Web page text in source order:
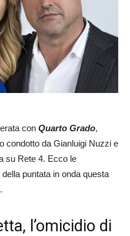
con Quarto Grado,
condotto da Gianluigi Nuzzi e
su Rete 4. Ecco le
puntata in onda questa
l’omicidio di